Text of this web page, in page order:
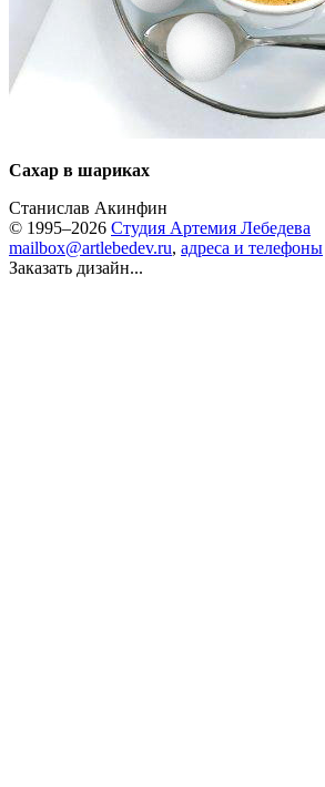
Сахар в шариках
Станислав Акинфин
© 1995–2026 Студия Артемия Лебедева
mailbox@artlebedev.ru, адреса и телефоны
Заказать дизайн...